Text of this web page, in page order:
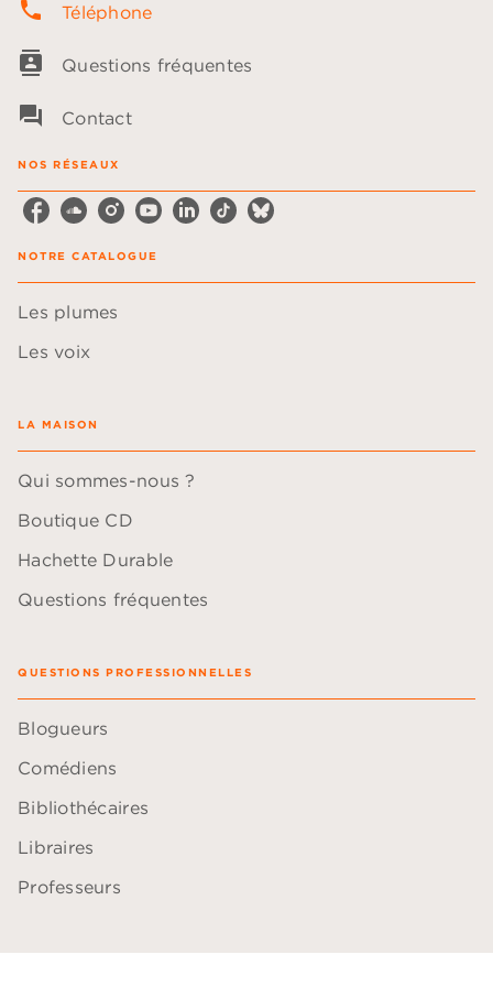
phone Téléphone
contacts Questions fréquentes
question_answer Contact
NOS RÉSEAUX
NOTRE CATALOGUE
Les plumes
Les voix
LA MAISON
Qui sommes-nous ?
Boutique CD
Hachette Durable
Questions fréquentes
QUESTIONS PROFESSIONNELLES
Blogueurs
Comédiens
Bibliothécaires
Libraires
Professeurs